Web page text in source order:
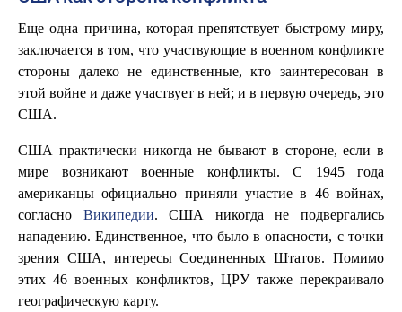
Еще одна причина, которая препятствует быстрому миру,
заключается в том, что участвующие в военном конфликте
стороны далеко не единственные, кто заинтересован в
этой войне и даже участвует в ней; и в первую очередь, это
США.
США практически никогда не бывают в стороне, если в
мире возникают военные конфликты. С 1945 года
американцы официально приняли участие в 46 войнах,
согласно Википедии. США никогда не подвергались
нападению. Единственное, что было в опасности, с точки
зрения США, интересы Соединенных Штатов. Помимо
этих 46 военных конфликтов, ЦРУ также перекраивало
географическую карту.